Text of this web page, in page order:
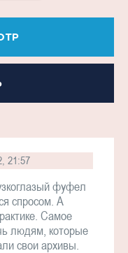
21:57
фуфел
спросом. А
Самое
людям, которые
свои архивы.